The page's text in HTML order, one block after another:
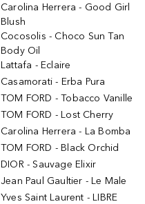
Carolina Herrera - Good Girl
Blush
Cocosolis - Choco Sun Tan
Body Oil
Lattafa - Eclaire
Casamorati - Erba Pura
TOM FORD - Tobacco Vanille
TOM FORD - Lost Cherry
Carolina Herrera - La Bomba
TOM FORD - Black Orchid
DIOR - Sauvage Elixir
Jean Paul Gaultier - Le Male
Yves Saint Laurent - LIBRE